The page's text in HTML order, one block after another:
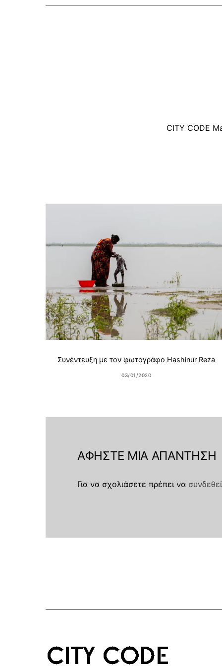
CITY CODE
Συνέντευξη με τον φωτογράφο Hashinur Reza
03/01/2020
ΑΦΉΣΤΕ ΜΙΑ ΑΠΆΝΤΗΣΗ
Για να σχολιάσετε πρέπει να